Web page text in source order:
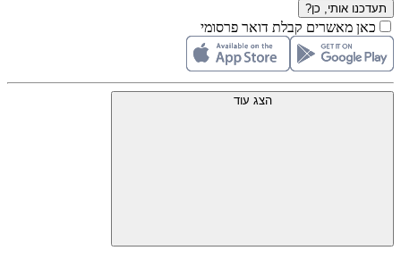
תעדכנו אותי, כן?
כאן מאשרים קבלת דואר פרסומי
הצג עוד